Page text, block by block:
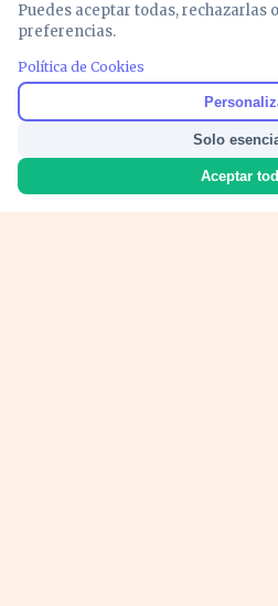
Puedes aceptar todas, rechazarlas
preferencias.
Política de Cookies
Solo
Aceptar